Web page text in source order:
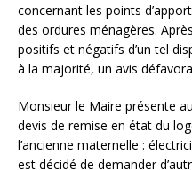
concernant les points
des ordures ménagères.
positifs et négatifs d’un tel
à la majorité, un avis
Monsieur le Maire présente
devis de remise en état du
l’ancienne maternelle :
est décidé de demander